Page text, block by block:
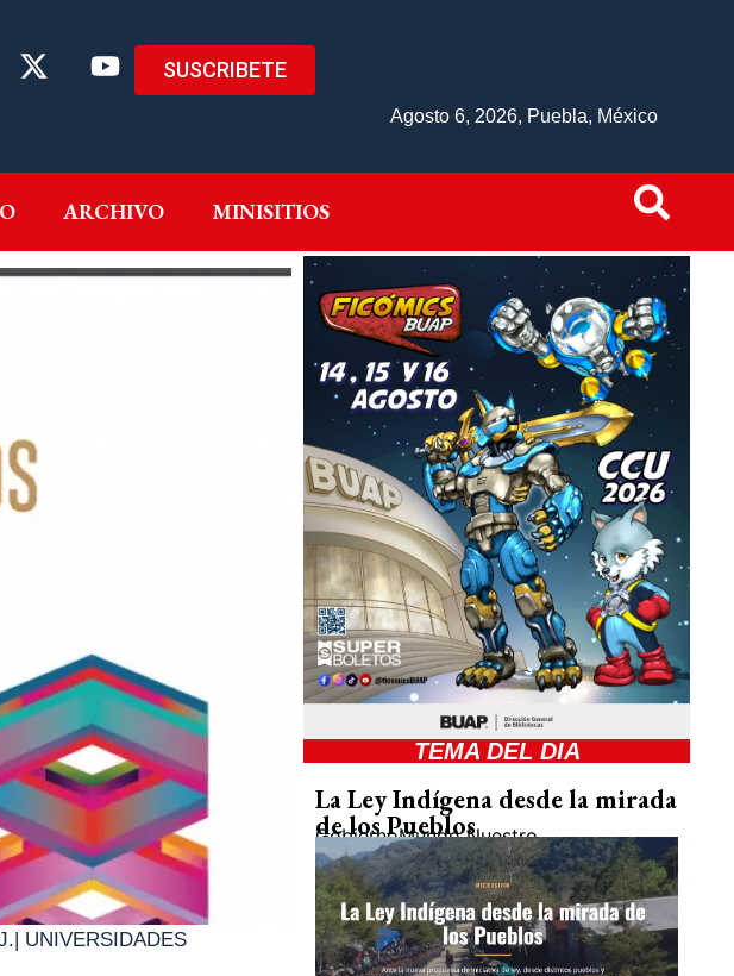
SUSCRIBETE
Agosto 6, 2026, Puebla, México
ARCHIVO MINISITIOS
ARCHIVO MINISITIOS
| UNIVERSIDADES
TEMA DEL DIA
La Ley Indígena desde la mirada
de los Pueblos
GobiernoMundo Nuestro